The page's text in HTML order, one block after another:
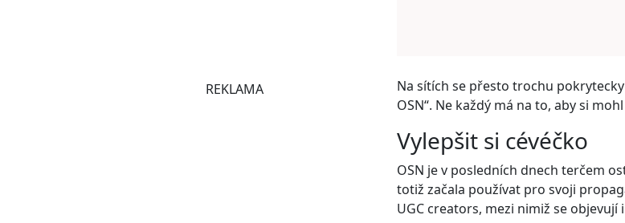
REKLAMA
Na sítích se přesto trochu
OSN“. Ne každý má na to, aby si
Vylepšit si cévéčko
OSN je v posledních dnech terčem
totiž začala používat pro svoji
UGC creators, mezi nimiž se objevují i